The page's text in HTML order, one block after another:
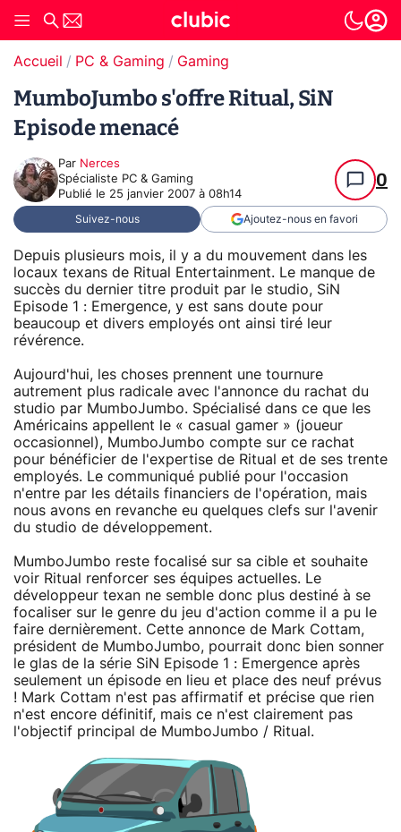
Accueil PC & Gaming Gaming
MumboJumbo s'offre Ritual, SiN
Episode menacé
Par Nerces
Spécialiste PC & Gaming
Publié le 25 janvier 2007 à 08h14
0
Suivez-nous Ajoutez-nous en favori
Depuis plusieurs mois, il y a du mouvement dans les
locaux texans de Ritual Entertainment. Le manque de
succès du dernier titre produit par le studio, SiN
Episode 1 : Emergence, y est sans doute pour
beaucoup et divers employés ont ainsi tiré leur
révérence.
Aujourd'hui, les choses prennent une tournure
autrement plus radicale avec l'annonce du rachat du
studio par MumboJumbo. Spécialisé dans ce que les
Américains appellent le « casual gamer » (joueur
occasionnel), MumboJumbo compte sur ce rachat
pour bénéficier de l'expertise de Ritual et de ses trente
employés. Le communiqué publié pour l'occasion
n'entre par les détails financiers de l'opération, mais
nous avons en revanche eu quelques clefs sur l'avenir
du studio de développement.
MumboJumbo reste focalisé sur sa cible et souhaite
voir Ritual renforcer ses équipes actuelles. Le
développeur texan ne semble donc plus destiné à se
focaliser sur le genre du jeu d'action comme il a pu le
faire dernièrement. Cette annonce de Mark Cottam,
président de MumboJumbo, pourrait donc bien sonner
le glas de la série SiN Episode 1 : Emergence après
seulement un épisode en lieu et place des neuf prévus
! Mark Cottam n'est pas affirmatif et précise que rien
n'est encore définitif, mais ce n'est clairement pas
l'objectif principal de MumboJumbo / Ritual.